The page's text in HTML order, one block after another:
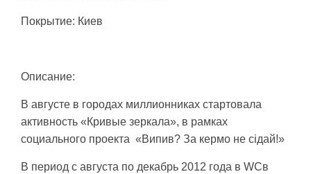
Покрытие: Киев
Описание:
В августе в городах миллионниках стартовала
активность «Кривые зеркала», в рамках
социального проекта «Випив? За кермо не сідай!»
В период с августа по декабрь 2012 года в WCв